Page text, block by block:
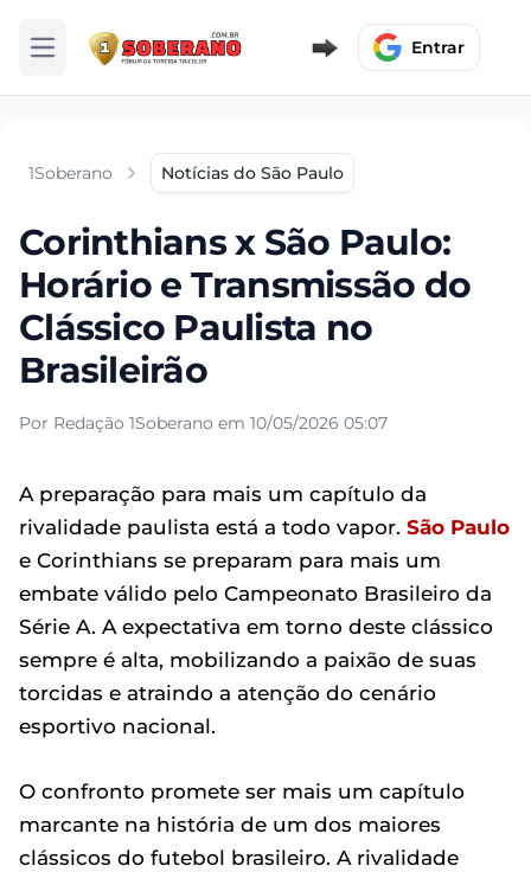
Abrir menu Entrar
1Soberano Notícias do São Paulo
Corinthians x São Paulo:
Horário e Transmissão do
Clássico Paulista no
Brasileirão
Por Redação 1Soberano em 10/05/2026 05:07
A preparação para mais um capítulo da
rivalidade paulista está a todo vapor. São Paulo
e Corinthians se preparam para mais um
embate válido pelo Campeonato Brasileiro da
Série A. A expectativa em torno deste clássico
sempre é alta, mobilizando a paixão de suas
torcidas e atraindo a atenção do cenário
esportivo nacional.
O confronto promete ser mais um capítulo
marcante na história de um dos maiores
clássicos do futebol brasileiro. A rivalidade